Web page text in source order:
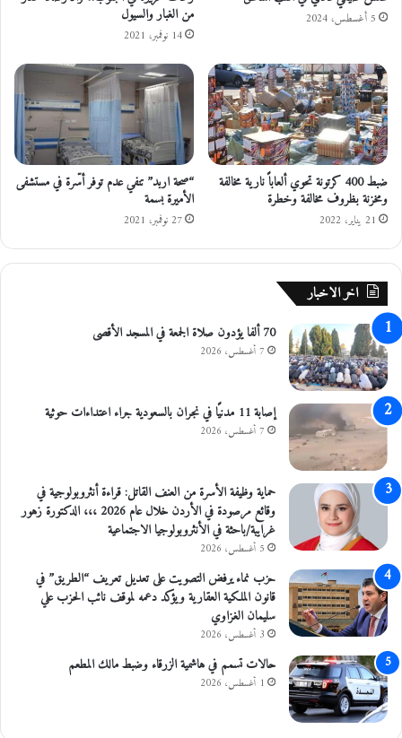
ش
ل
ا
ل
ع
ا
ص
م
ة
ب
ف
ي
م
ع
ا
ن
و
ا
ل
ف
ي
ة
5 أغسطس، 2024 من الغبار والسيول
14 نوفمبر، 2021
ضبط 400 كرتونة تحوي ألعاباً نارية مخالفة
ومخزنة بظروف مخالفة وخطرة
21 يناير، 2022
“صحة اربد” تنفي عدم توفر أسّرة في مستشفى
الأميرة بسمة
27 نوفمبر، 2021
اخر الاخبار
70 ألفا يؤدون صلاة الجمعة في المسجد الأقصى
7 أغسطس، 2026
إصابة 11 مدنيًا في نجران بالسعودية جراء اعتداءات حوثية
7 أغسطس، 2026
حماية وظيفة الأسرة من العنف القاتل: قراءة أنثروبولوجية في
وقائع مرصودة في الأردن خلال عام 2026 ،،، الدكتورة زهور
غرايبة/باحثة في الأنثروبولوجيا الاجتماعية
5 أغسطس، 2026
حزب نماء يرفض التصويت على تعديل تعريف “الطريق” في
قانون الملكية العقارية ويؤكد دعمه لموقف نائب الحزب علي
سليمان الغزاوي
3 أغسطس، 2026
حالات تسمم في هاشمية الزرقاء وضبط مالك المطعم
1 أغسطس، 2026